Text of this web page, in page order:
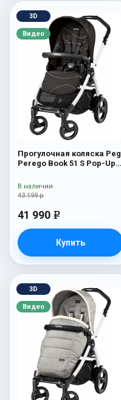
3D
Видео
Прогулочная коляска Peg
Perego Book 51 S Pop-Up
White/Black) Bloom Black
43 199 р
41 990 e
Купить
В наличии
3D
Видео